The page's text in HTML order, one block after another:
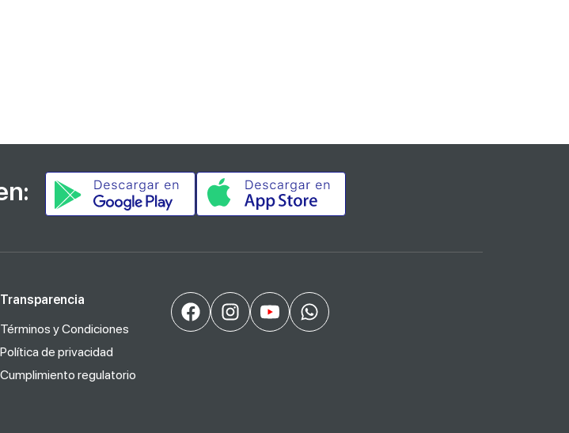
Transparencia
Términos y Condiciones
Política de privacidad
Cumplimiento regulatorio